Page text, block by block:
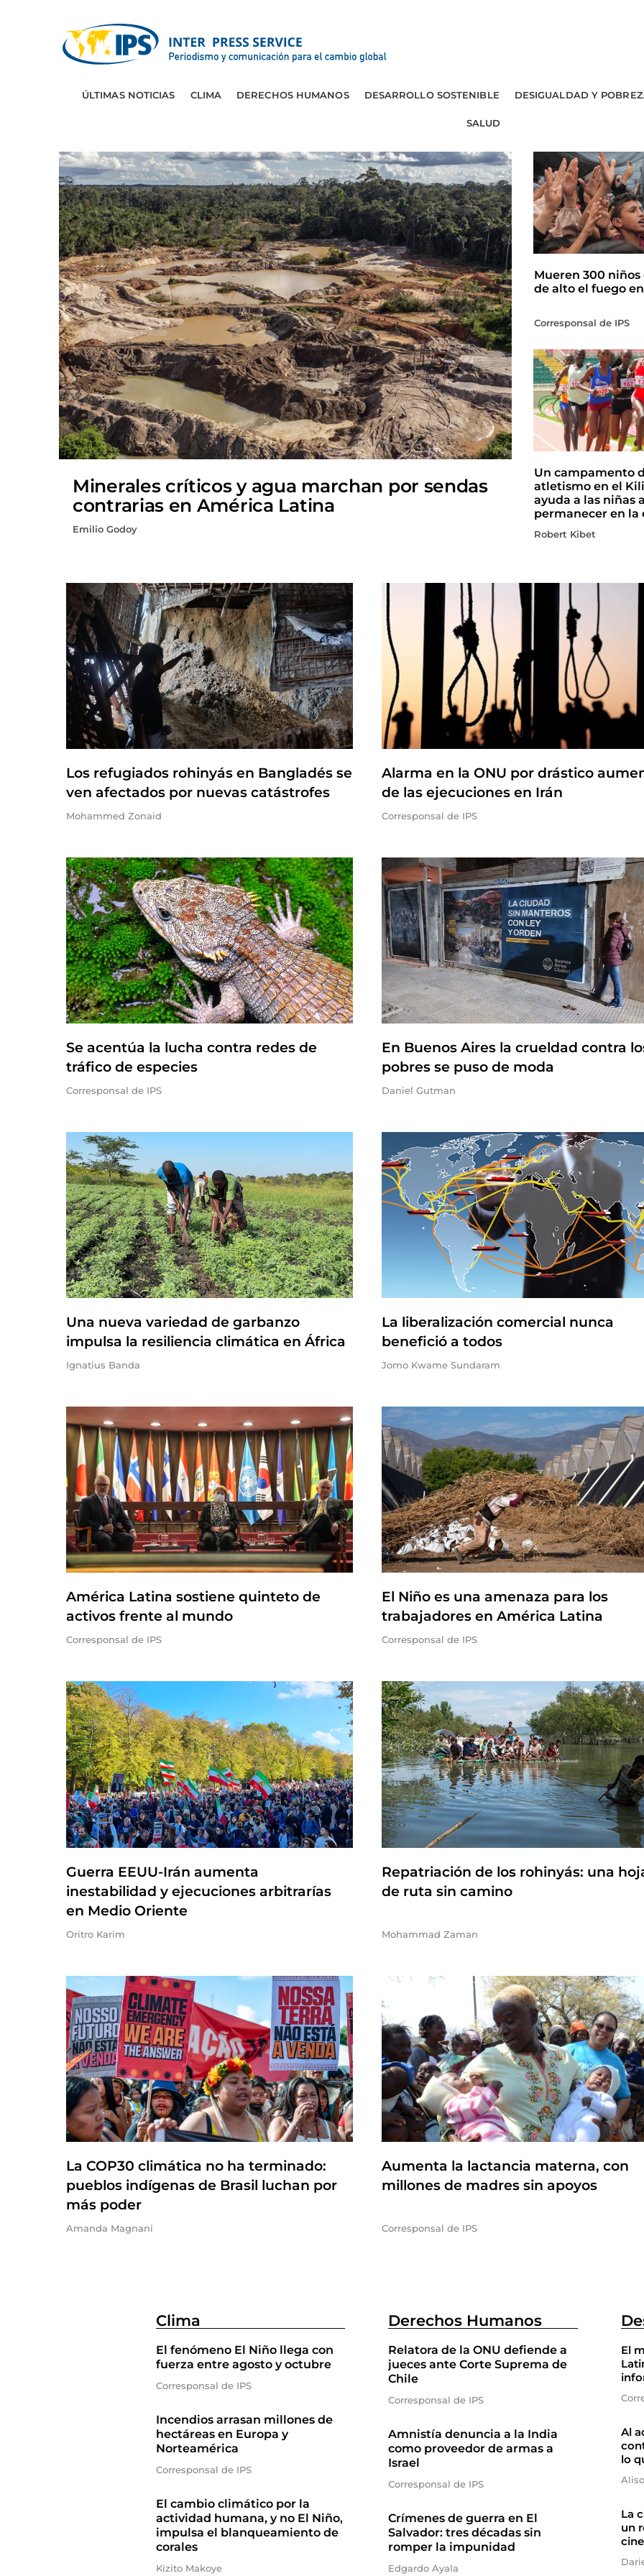
ÚLTIMAS NOTICIAS CLIMA DERECHOS HUMANOS DESARROLLO SOSTENIBLE DESIGUALDAD Y
SALUD
Minerales críticos y agua marchan por sendas
contrarias en América Latina
Emilio Godoy
Mueren 300 niños
de alto el fuego
Corresponsal de IPS
Un campamento
atletismo en el
ayuda a las niñas
permanecer en la
Robert Kibet
Los refugiados rohinyás en Bangladés se
ven afectados por nuevas catástrofes
Mohammed Zonaid
Alarma en la ONU por drástico
de las ejecuciones en Irán
Corresponsal de IPS
Se acentúa la lucha contra redes de
tráfico de especies
Corresponsal de IPS
En Buenos Aires la crueldad contra
pobres se puso de moda
Daniel Gutman
Una nueva variedad de garbanzo
impulsa la resiliencia climática en África
Ignatius Banda
La liberalización comercial nunca
benefició a todos
Jomo Kwame Sundaram
América Latina sostiene quinteto de
activos frente al mundo
Corresponsal de IPS
El Niño es una amenaza para los
trabajadores en América Latina
Corresponsal de IPS
Guerra EEUU-Irán aumenta
inestabilidad y ejecuciones arbitrarías
en Medio Oriente
Oritro Karim
Repatriación de los rohinyás: una
de ruta sin camino
Mohammad Zaman
La COP30 climática no ha terminado:
pueblos indígenas de Brasil luchan por
más poder
Amanda Magnani
Aumenta la lactancia materna, con
millones de madres sin apoyos
Corresponsal de IPS
Clima
El fenómeno El Niño llega con
fuerza entre agosto y octubre
Corresponsal de IPS
Incendios arrasan millones de
hectáreas en Europa y
Norteamérica
Corresponsal de IPS
El cambio climático por la
actividad humana, y no El Niño,
impulsa el blanqueamiento de
corales
Kizito Makoye
Derechos Humanos
Relatora de la ONU defiende a
jueces ante Corte Suprema de
Chile
Corresponsal de IPS
Amnistía denuncia a la India
como proveedor de armas a
Israel
Corresponsal de IPS
Crímenes de guerra en El
Salvador: tres décadas sin
romper la impunidad
Edgardo Ayala
El
Al
lo
La
un
cine